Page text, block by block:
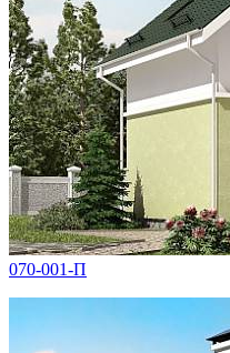
070-001-П